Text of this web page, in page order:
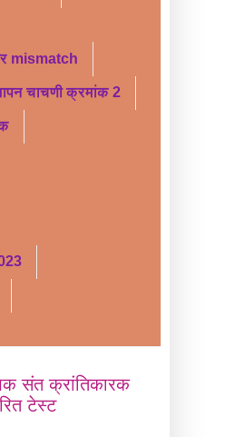
mismatch
चाचणी क्रमांक 2
संत क्रांतिकारक
टेस्ट